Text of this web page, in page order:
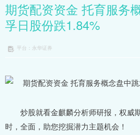
期货配资资金 托育服务
孚日股份跌1.84%
平台：永华证券
炒股就看金麒麟分析师研报，权威
时，全面，助您挖掘潜力主题机会！